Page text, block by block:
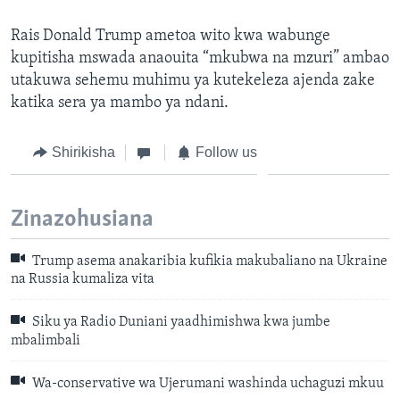
Rais Donald Trump ametoa wito kwa wabunge
kupitisha mswada anaouita “mkubwa na mzuri” ambao
utakuwa sehemu muhimu ya kutekeleza ajenda zake
katika sera ya mambo ya ndani.
Shirikisha Follow us
Zinazohusiana
Trump asema anakaribia kufikia makubaliano na Ukraine
na Russia kumaliza vita
Siku ya Radio Duniani yaadhimishwa kwa jumbe
mbalimbali
Wa-conservative wa Ujerumani washinda uchaguzi mkuu